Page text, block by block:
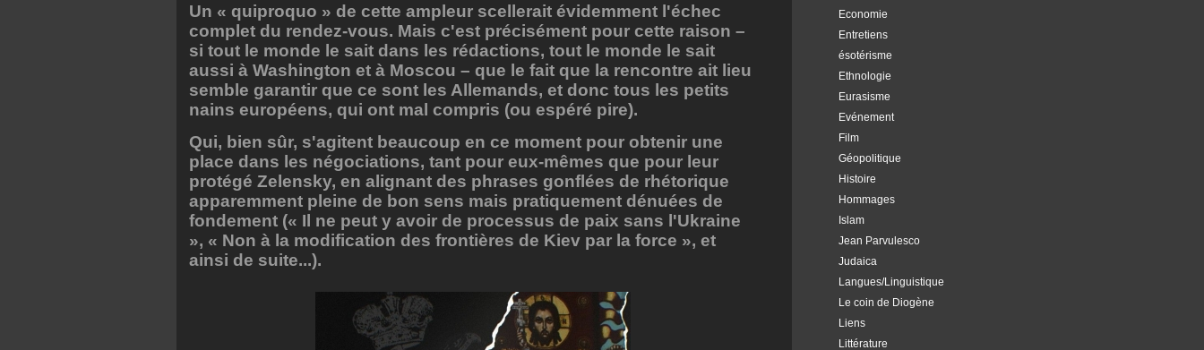
Economie
Entretiens
ésotérisme
Ethnologie
Eurasisme
Evénement
Film
Géopolitique
Histoire
Hommages
Islam
Jean Parvulesco
Judaica
Langues/Linguistique
Le coin de Diogène
Liens
Littérature
Un « quiproquo » de cette ampleur scellerait évidemment l'échec
complet du rendez-vous. Mais c'est précisément pour cette raison –
si tout le monde le sait dans les rédactions, tout le monde le sait
aussi à Washington et à Moscou – que le fait que la rencontre ait lieu
semble garantir que ce sont les Allemands, et donc tous les petits
nains européens, qui ont mal compris (ou espéré pire).
Qui, bien sûr, s'agitent beaucoup en ce moment pour obtenir une
place dans les négociations, tant pour eux-mêmes que pour leur
protégé Zelensky, en alignant des phrases gonflées de rhétorique
apparemment pleine de bon sens mais pratiquement dénuées de
fondement (« Il ne peut y avoir de processus de paix sans l'Ukraine
», « Non à la modification des frontières de Kiev par la force », et
ainsi de suite...).